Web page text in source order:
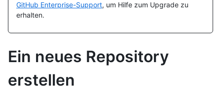
GitHub Enterprise-Support, um Hilfe zum Upgrade zu
erhalten.
Ein neues Repository
erstellen